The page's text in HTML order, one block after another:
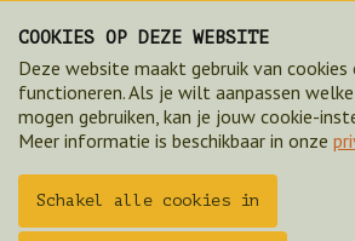
COOKIES OP DEZE WEBSITE
Deze website maakt gebruik van
functioneren. Als je wilt aanpassen
mogen gebruiken, kan je jouw cookie-
Meer informatie is beschikbaar in onze
Schakel alle cookies in